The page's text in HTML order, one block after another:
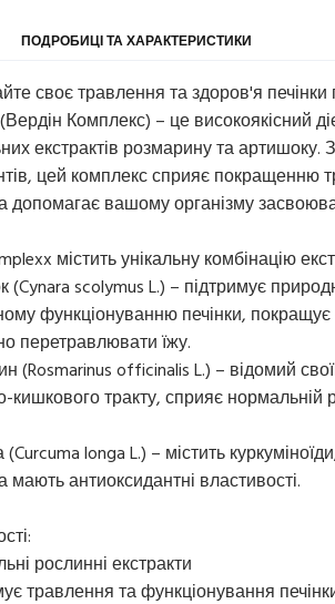
ПОДРОБИЦІ ТА ХАРАКТЕРИСТИКИ
своє травлення та здоров'я
Комплекс) – це високоякісний
екстрактів розмарину та
цей комплекс сприяє покращенню
допомагає вашому організму
містить унікальну комбінацію
(Cynara scolymus L.) – підтримує
функціонуванню печінки,
перетравлювати їжу.
(Rosmarinus officinalis L.) – відомий
кишкового тракту, сприяє нормальній
longa L.) – містить
мають антиоксидантні властивості.
рослинні екстракти
травлення та функціонування